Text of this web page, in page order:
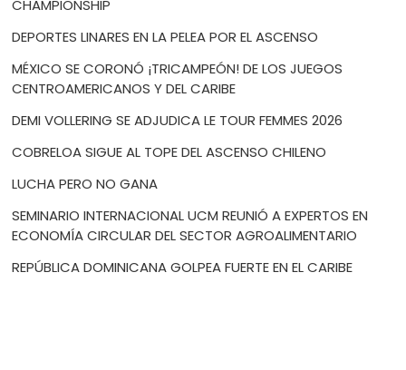
CHAMPIONSHIP
DEPORTES LINARES EN LA PELEA POR EL ASCENSO
MÉXICO SE CORONÓ ¡TRICAMPEÓN! DE LOS JUEGOS
CENTROAMERICANOS Y DEL CARIBE
DEMI VOLLERING SE ADJUDICA LE TOUR FEMMES 2026
COBRELOA SIGUE AL TOPE DEL ASCENSO CHILENO
LUCHA PERO NO GANA
SEMINARIO INTERNACIONAL UCM REUNIÓ A EXPERTOS EN
ECONOMÍA CIRCULAR DEL SECTOR AGROALIMENTARIO
REPÚBLICA DOMINICANA GOLPEA FUERTE EN EL CARIBE